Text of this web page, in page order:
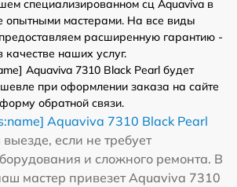
специализированном сц Aquaviva в
опытными мастерами. На все виды
расширенную гарантию -
наших услуг.
Aquaviva 7310 Black Pearl будет
при оформлении заказа на сайте
обратной связи.
Aquaviva 7310 Black Pearl
если не требует
и сложного ремонта. В
мастер привезет Aquaviva 7310